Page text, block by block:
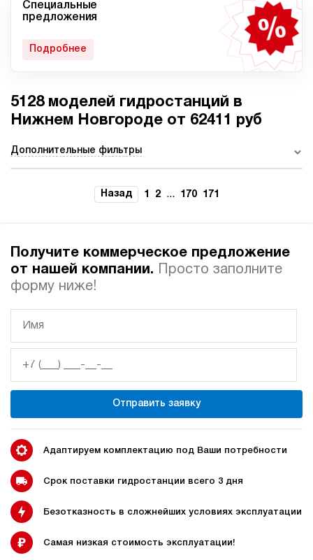
Мобильные гидростанции Гидростанции с ДВС
Гидростанции с
пневмоприводом
Гидростанции высокого
давления c электроприводом
Ручные гидростанции
Гидростанции с двумя
насосами
гидростанции
Гидростанция с домкратом
Гидростанции 220 Вольт
Гидростанции мощностью 5
Гидростанции для свай Двухпоточные гидростанции
Специальные
предложения
Подробнее
5128 моделей гидростанций в
Нижнем Новгороде от 62411 руб
Дополнительные фильтры
Назад 1 2 ... 170 171
Получите коммерческое предложение
от нашей компании.
Просто заполните
форму ниже!
Отправить заявку
Адаптируем комплектацию под Ваши потребности
Срок поставки гидростанции всего 3 дня
Безотказность в сложнейших условиях эксплуатации
Самая низкая стоимость эксплуатации!